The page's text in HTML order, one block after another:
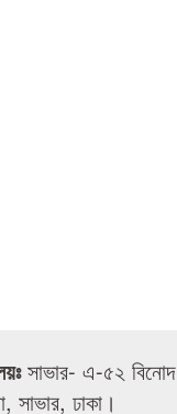
সাভার- এ-৫২
সাভার, ঢাকা।